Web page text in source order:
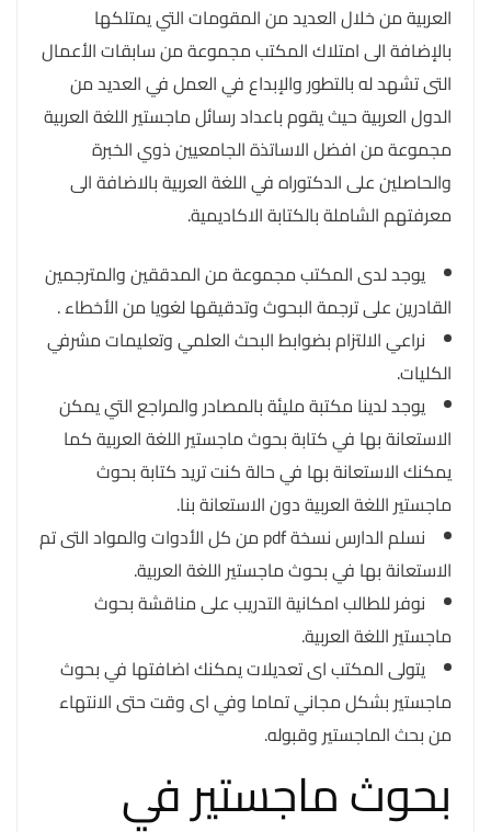
العربية من خلال العديد من المقومات التي يمتلكها
بالإضافة الى امتلاك المكتب مجموعة من سابقات الأعمال
التى تشهد له بالتطور والإبداع في العمل في العديد من
الدول العربية حيث يقوم باعداد رسائل ماجستير اللغة العربية
مجموعة من افضل الاساتذة الجامعيين ذوي الخبرة
والحاصلين على الدكتوراه في اللغة العربية بالاضافة الى
معرفتهم الشاملة بالكتابة الاكاديمية.
يوجد لدى المكتب مجموعة من المدققين والمترجمين
القادرين على ترجمة البحوث وتدقيقها لغويا من الأخطاء .
نراعي الالتزام بضوابط البحث العلمي وتعليمات مشرفي
الكليات.
يوجد لدينا مكتبة مليئة بالمصادر والمراجع التي يمكن
الاستعانة بها في كتابة بحوث ماجستير اللغة العربية كما
يمكنك الاستعانة بها في حالة كنت تريد كتابة بحوث
ماجستير اللغة العربية دون الاستعانة بنا.
نسلم الدارس نسخة pdf من كل الأدوات والمواد التى تم
الاستعانة بها في بحوث ماجستير اللغة العربية.
نوفر للطالب امكانية التدريب على مناقشة بحوث
ماجستير اللغة العربية.
يتولى المكتب اى تعديلات يمكنك اضافتها في بحوث
ماجستير بشكل مجاني تماما وفي اى وقت حتى الانتهاء
من بحث الماجستير وقبوله.
بحوث ماجستير في